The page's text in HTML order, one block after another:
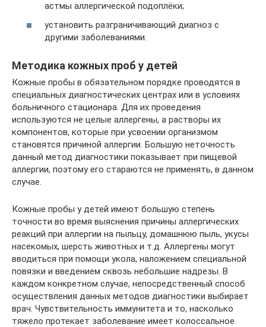
астмы аллергической подоплёки;
установить разграничивающий диагноз с
другими заболеваниями.
Методика кожных проб у детей
Кожные пробы в обязательном порядке проводятся в
специальных диагностических центрах или в условиях
больничного стационара. Для их проведения
используются не целые аллергены, а растворы их
компонентов, которые при усвоении организмом
становятся причиной аллергии. Большую неточность
данный метод диагностики показывает при пищевой
аллергии, поэтому его стараются не применять, в данном
случае.
Кожные пробы у детей имеют большую степень
точности во время выяснения причины аллергических
реакций при аллергии на пыльцу, домашнюю пыль, укусы
насекомых, шерсть животных и т.д. Аллергены могут
вводиться при помощи укола, наложением специальной
повязки и введением сквозь небольшие надрезы. В
каждом конкретном случае, непосредственный способ
осуществления данных методов диагностики выбирает
врач. Чувствительность иммунитета и то, насколько
тяжело протекает заболевание имеет колоссальное